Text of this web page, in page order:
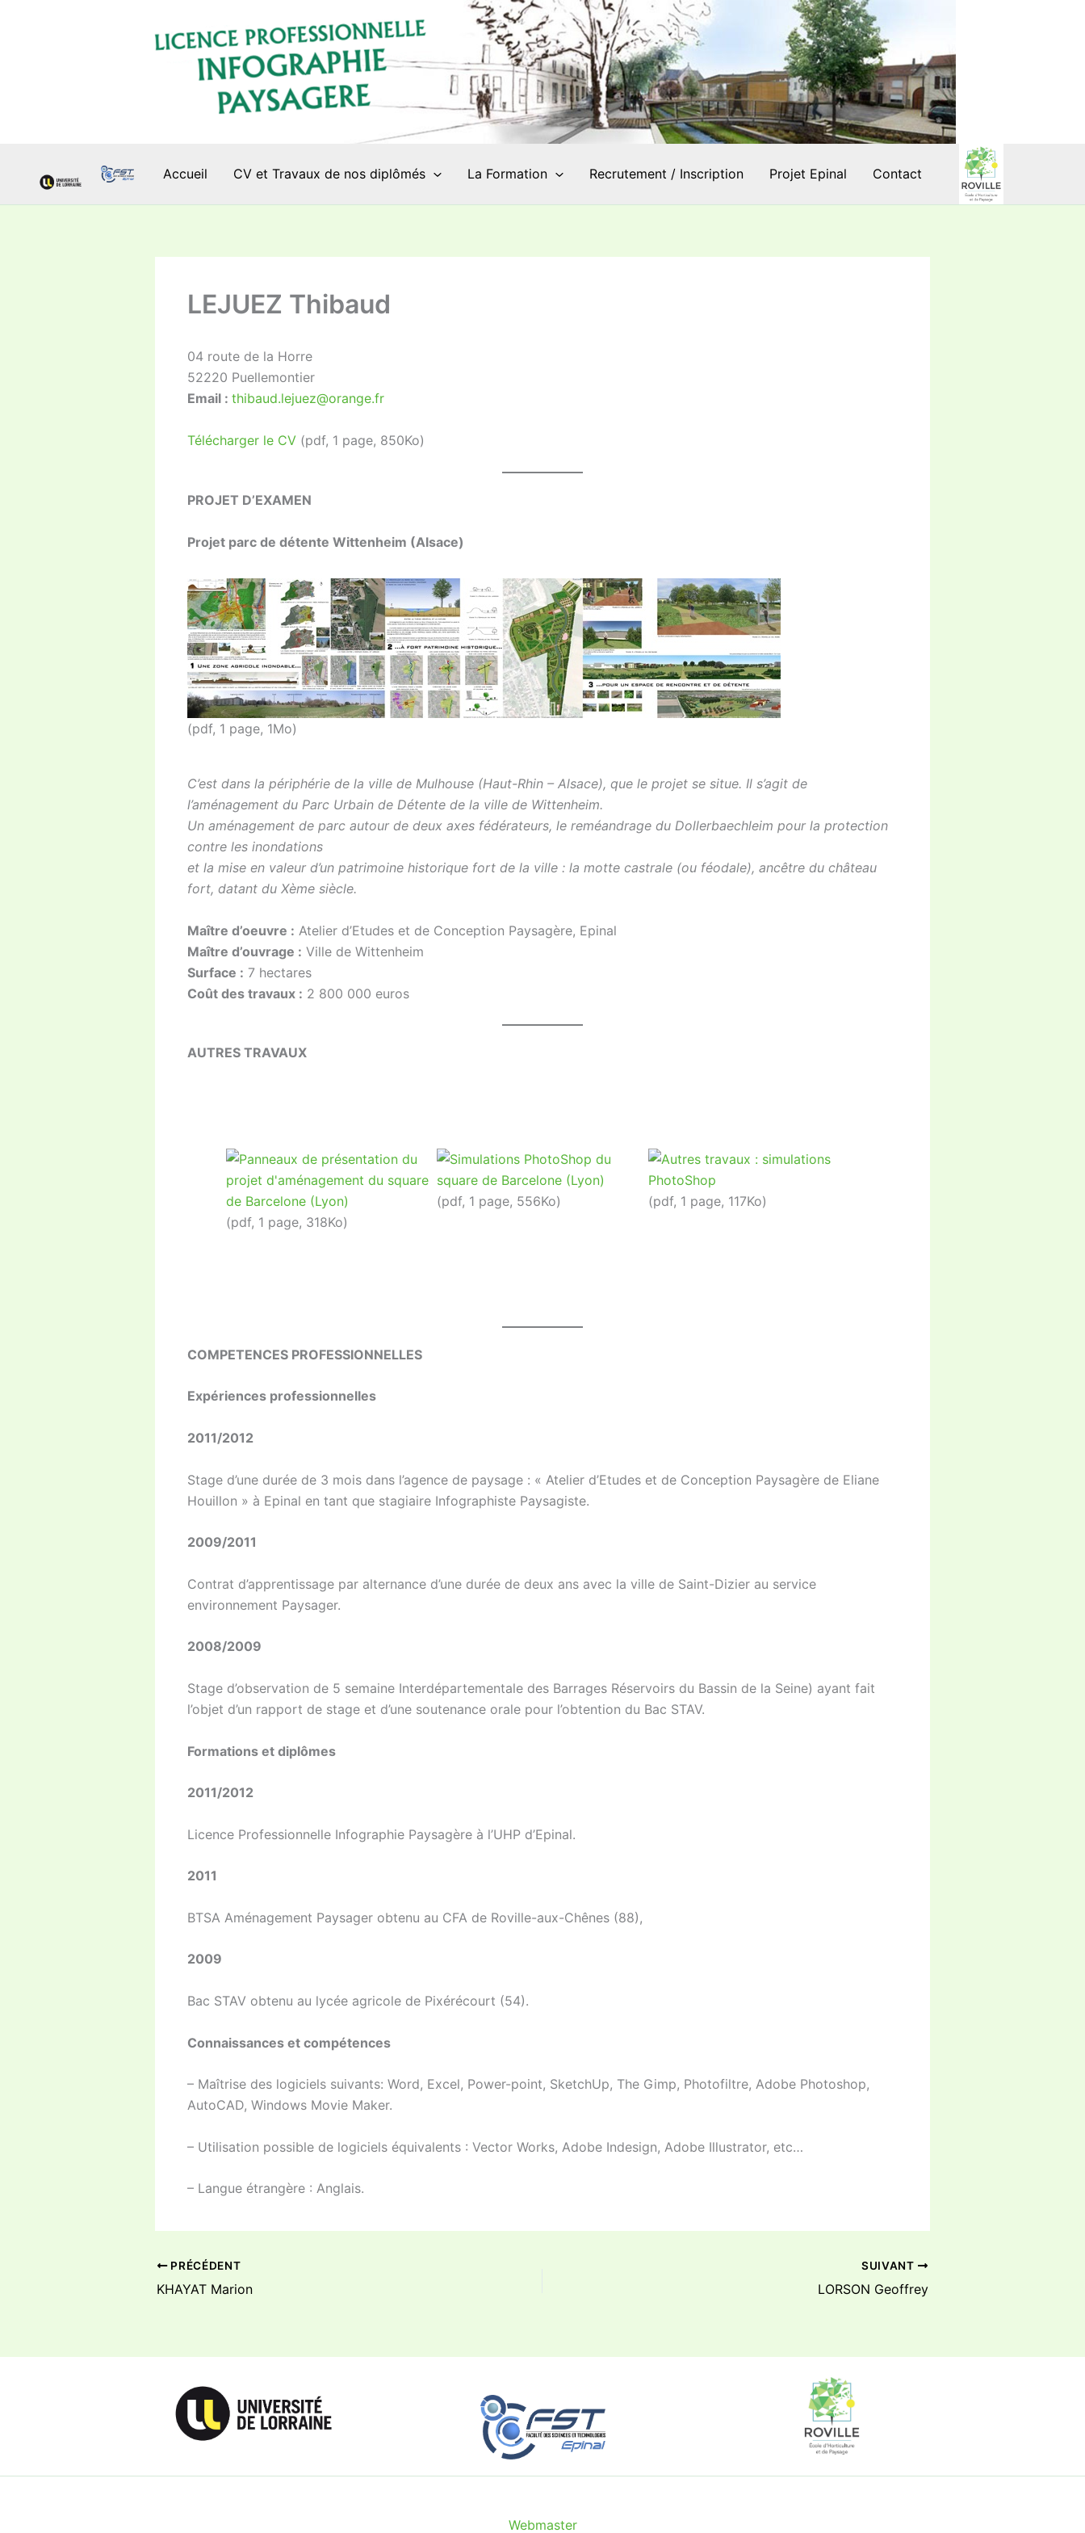
Accueil CV et Travaux de nos diplômés La Formation Recrutement / Inscription Projet Epinal Contact
LEJUEZ Thibaud
04 route de la Horre
52220 Puellemontier
Email : thibaud.lejuez@orange.fr
Télécharger le CV (pdf, 1 page, 850Ko)
PROJET D’EXAMEN
Projet parc de détente Wittenheim (Alsace)
(pdf, 1 page, 1Mo)
C’est dans la périphérie de la ville de Mulhouse (Haut-Rhin – Alsace), que le projet se situe. Il s’agit de
l’aménagement du Parc Urbain de Détente de la ville de Wittenheim.
Un aménagement de parc autour de deux axes fédérateurs, le reméandrage du Dollerbaechleim pour la protection
contre les inondations
et la mise en valeur d’un patrimoine historique fort de la ville : la motte castrale (ou féodale), ancêtre du château
fort, datant du Xème siècle.
Maître d’oeuvre : Atelier d’Etudes et de Conception Paysagère, Epinal
Maître d’ouvrage : Ville de Wittenheim
Surface : 7 hectares
Coût des travaux : 2 800 000 euros
AUTRES TRAVAUX
(pdf, 1 page, 318Ko)
(pdf, 1 page, 556Ko) (pdf, 1 page, 117Ko)
COMPETENCES PROFESSIONNELLES
Expériences professionnelles
2011/2012
Stage d’une durée de 3 mois dans l’agence de paysage : « Atelier d’Etudes et de Conception Paysagère de Eliane
Houillon » à Epinal en tant que stagiaire Infographiste Paysagiste.
2009/2011
Contrat d’apprentissage par alternance d’une durée de deux ans avec la ville de Saint-Dizier au service
environnement Paysager.
2008/2009
Stage d’observation de 5 semaine Interdépartementale des Barrages Réservoirs du Bassin de la Seine) ayant fait
l’objet d’un rapport de stage et d’une soutenance orale pour l’obtention du Bac STAV.
Formations et diplômes
2011/2012
Licence Professionnelle Infographie Paysagère à l’UHP d’Epinal.
2011
BTSA Aménagement Paysager obtenu au CFA de Roville-aux-Chênes (88),
2009
Bac STAV obtenu au lycée agricole de Pixérécourt (54).
Connaissances et compétences
– Maîtrise des logiciels suivants: Word, Excel, Power-point, SketchUp, The Gimp, Photofiltre, Adobe Photoshop,
AutoCAD, Windows Movie Maker.
– Utilisation possible de logiciels équivalents : Vector Works, Adobe Indesign, Adobe Illustrator, etc…
– Langue étrangère : Anglais.
PRÉCÉDENT
KHAYAT Marion
SUIVANT
LORSON Geoffrey
Webmaster